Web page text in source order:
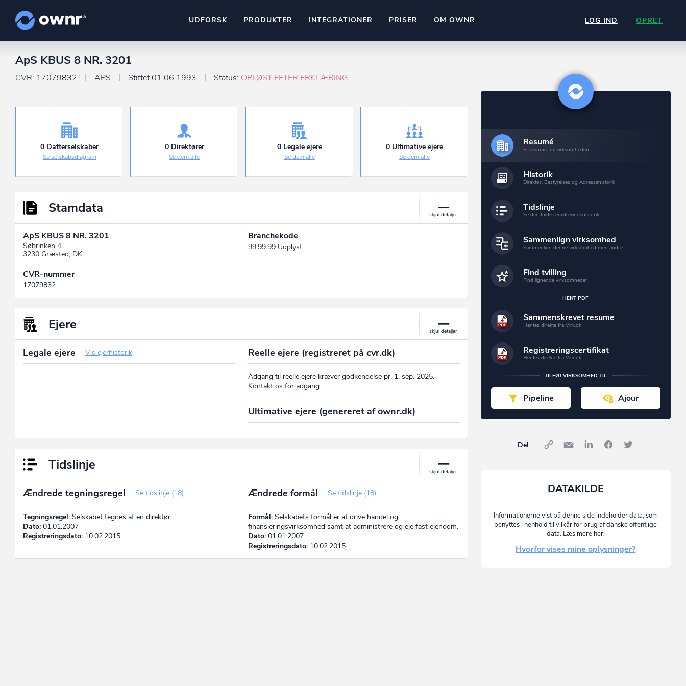
UDFORSK PRODUKTER
Hold dig opdateret og compliant
ownr Pipeline
Identificer salgsklare kundeemner
INTEGRATIONER
Kun fantasien sætter grænsen
Ownr ajour goes supersonic
PRISER OM OWNR LOG IND OPRET
ApS KBUS 8 NR. 3201
CVR: 17079832 APS Stiftet 01.06.1993 Status: OPLØST EFTER ERKLÆRING
0 Datterselskaber
Se selskabsdiagram
0 Direktører
Se dem alle
0 Legale ejere
Se dem alle
0 Ultimative ejere
Se dem alle
Stamdata
ApS KBUS 8 NR. 3201
Søbrinken 4
3230 Græsted, DK
CVR-nummer
17079832
Branchekode
99.99.99 Uoplyst
Ejere
Legale ejere Vis ejerhistorik Reelle ejere (registreret på cvr.dk)
Adgang til reelle ejere kræver godkendelse pr. 1. sep. 2025.
Kontakt os for adgang.
Ultimative ejere (genereret af ownr.dk)
Tidslinje
Ændrede tegningsregel Se tidslinje (18)
Tegningsregel: Selskabet tegnes af en direktør
Dato: 01.01.2007
Registreringsdato: 10.02.2015
Ændrede formål Se tidslinje (18)
Formål:Selskabets formål er at drive handel og
finansieringsvirksomhed samt at administrere og eje fast ejendom.
Dato:01.01.2007
Registreringsdato:10.02.2015
Resumé
Et resumé for virksomheden
Historik
Direktør, Bestyrelses og Adressehistorik
Tidslinje
Se den fulde registreringshistorik
Sammenlign virksomhed
Sammenlign denne virksomhed med andre
Find tvilling
Find lignende virksomheder
HENT PDF
Sammenskrevet resume
Hentes direkte fra Virk.dk
Registreringscertifikat
Hentes direkte fra Virk.dk
TILFØJ VIRKSOMHED TIL
Pipeline Ajour
Del
DATAKILDE
Informationerne vist på denne side indeholder data, som
benyttes i henhold til vilkår for brug af danske offentlige
data. Læs mere her:
Hvorfor vises mine oplysninger?